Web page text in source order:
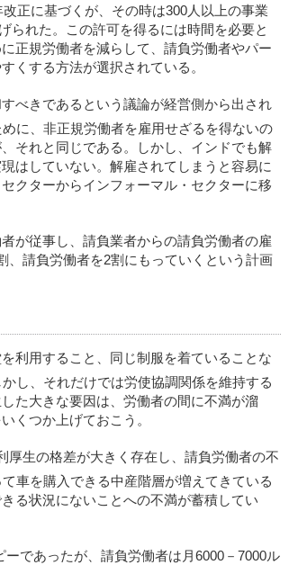
正に基づくが、その時は300人以上の事業
られた。この許可を得るには時間を必要と
正規労働者を減らして、請負労働者やパー
くする方法が選択されている。
べきであるという議論が経営側から出され
に、非正規労働者を雇用せざるを得ないの
それと同じである。しかし、インドでも解
はしていない。解雇されてしまうと容易に
クターからインフォーマル・セクターに移
が従事し、請負業者からの請負労働者の雇
、請負労働者を2割にもっていくという計画
利用すること、同じ制服を着ていることな
かし、それだけでは労使協調関係を維持する
た大きな要因は、労働者の間に不満が溜
くつか上げておこう。
厚生の格差が大きく存在し、請負労働者の不
車を購入できる中産階層が増えてきている
る状況にないことへの不満が蓄積してい
であったが、請負労働者は月6000－7000ル